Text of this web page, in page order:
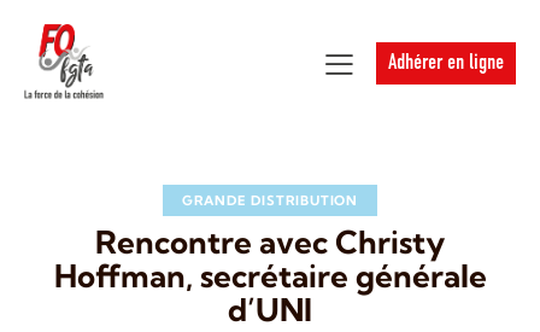
Adhérer en ligne
GRANDE DISTRIBUTION
Rencontre avec Christy
Hoffman, secrétaire générale
d’UNI